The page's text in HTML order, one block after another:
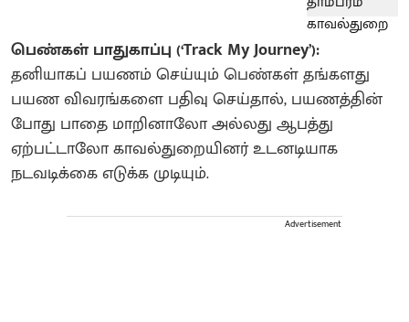
பெண்கள் பாதுகாப்பு (‘Track My Journey’):
தனியாகப் பயணம் செய்யும் பெண்கள் தங்களது
பயண விவரங்களை பதிவு செய்தால், பயணத்தின்
போது பாதை மாறினாலோ அல்லது ஆபத்து
ஏற்பட்டாலோ காவல்துறையினர் உடனடியாக
நடவடிக்கை எடுக்க முடியும்.
Advertisement